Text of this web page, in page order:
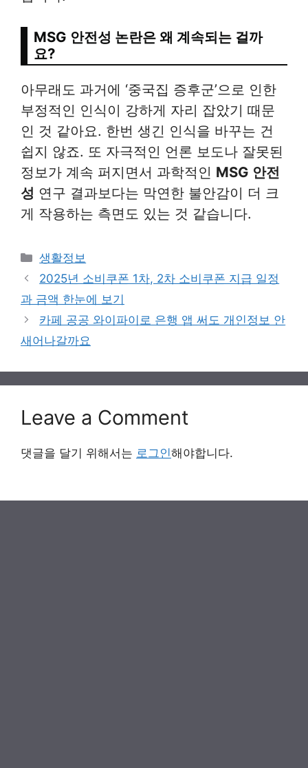
MSG 안전성 논란은 왜 계속되는 걸까
요?
아무래도 과거에 ‘중국집 증후군’으로 인한
부정적인 인식이 강하게 자리 잡았기 때문
인 것 같아요. 한번 생긴 인식을 바꾸는 건
쉽지 않죠. 또 자극적인 언론 보도나 잘못된
정보가 계속 퍼지면서 과학적인 MSG 안전
성 연구 결과보다는 막연한 불안감이 더 크
게 작용하는 측면도 있는 것 같습니다.
Categories
생활정보
2025년 소비쿠폰 1차, 2차 소비쿠폰 지급 일정
과 금액 한눈에 보기
카페 공공 와이파이로 은행 앱 써도 개인정보 안
새어나갈까요
Leave a Comment
댓글을 달기 위해서는 로그인해야합니다.